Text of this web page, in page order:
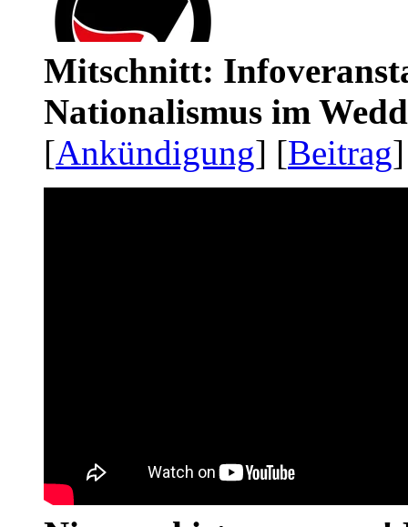
Mitschnitt:
Nationalismus im
[Ankündigung] [Beitrag